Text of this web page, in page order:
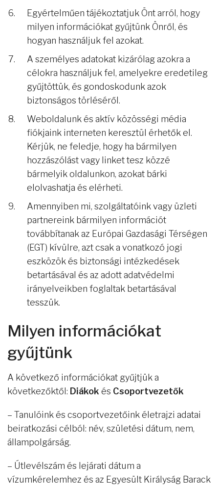
Egyértelműen tájékoztatjuk Önt arról, hogy
milyen információkat gyűjtünk Önről, és
hogyan használjuk fel azokat.
A személyes adatokat kizárólag azokra a
célokra használjuk fel, amelyekre eredetileg
gyűjtöttük, és gondoskodunk azok
biztonságos törléséről.
Weboldalunk és aktív közösségi média
fiókjaink interneten keresztül érhetők el.
Kérjük, ne feledje, hogy ha bármilyen
hozzászólást vagy linket tesz közzé
bármelyik oldalunkon, azokat bárki
elolvashatja és elérheti.
Amennyiben mi, szolgáltatóink vagy üzleti
partnereink bármilyen információt
továbbítanak az Európai Gazdasági Térségen
(EGT) kívülre, azt csak a vonatkozó jogi
eszközök és biztonsági intézkedések
betartásával és az adott adatvédelmi
irányelveikben foglaltak betartásával
tesszük.
Milyen információkat
gyűjtünk
A következő információkat gyűjtjük a
következőktől: Diákok és Csoportvezetők
– Tanulóink és csoportvezetőink életrajzi adatai
beiratkozási célból: név, születési dátum, nem,
állampolgárság.
– Útlevélszám és lejárati dátum a
vízumkérelemhez és az Egyesült Királyság Barack